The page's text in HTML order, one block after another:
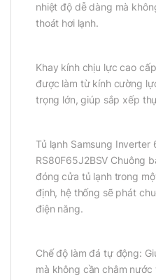
nhiệt độ dễ dàng mà
thoát hơi lạnh.
Khay kính chịu lực cao
được làm từ kính cường
trọng lớn, giúp sắp xếp
Tủ lạnh Samsung Inverter
RS80F65J2BSV Chuông
đóng cửa tủ lạnh trong
định, hệ thống sẽ phát
điện năng.
Chế độ làm đá tự động:
mà không cần châm nước